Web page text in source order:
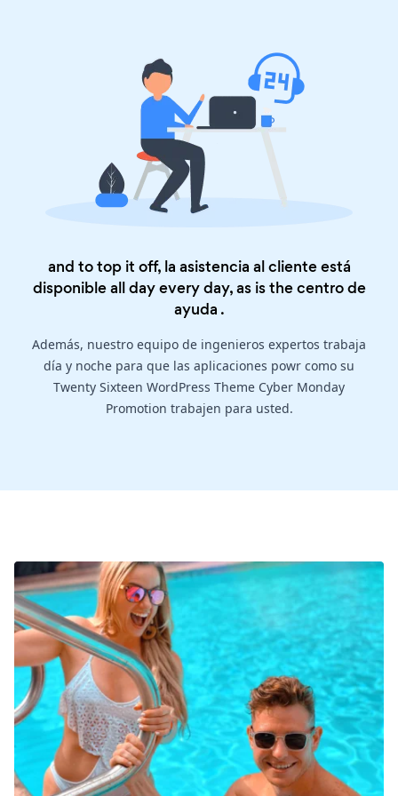
and to top it off, la asistencia al cliente está
disponible all day every day, as is thecentro de
ayuda .
Además, nuestro equipo de ingenieros expertos trabaja
día y noche para que las aplicaciones powr como su
Twenty Sixteen WordPress Theme Cyber Monday
Promotion trabajen para usted.